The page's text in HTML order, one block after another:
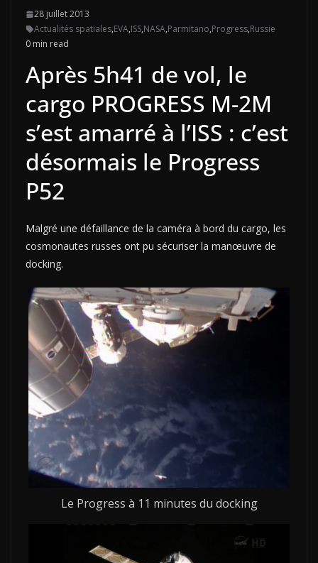
28 juillet 2013
Actualités spatiales,EVA,ISS,NASA,Parmitano,Progress,Russie
0 min read
Après 5h41 de vol, le
cargo PROGRESS M-2M
s’est amarré à l’ISS : c’est
désormais le Progress
P52
Malgré une défaillance de la caméra à bord du cargo, les
cosmonautes russes ont pu sécuriser la manœuvre de
docking.
Le Progress à 11 minutes du docking